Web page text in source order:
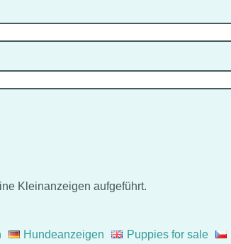
Kleinanzeigen aufgeführt.
Hundeanzeigen Puppies for sale